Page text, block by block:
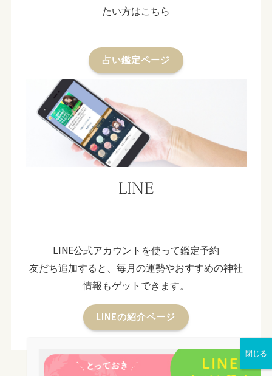
たい方はこちら
占い鑑定ページ
LINE
LINE公式アカウントを使って鑑定予約
友だち追加すると、毎月の運勢やおすすめの神社
情報もゲットできます。
LINEの紹介ページ